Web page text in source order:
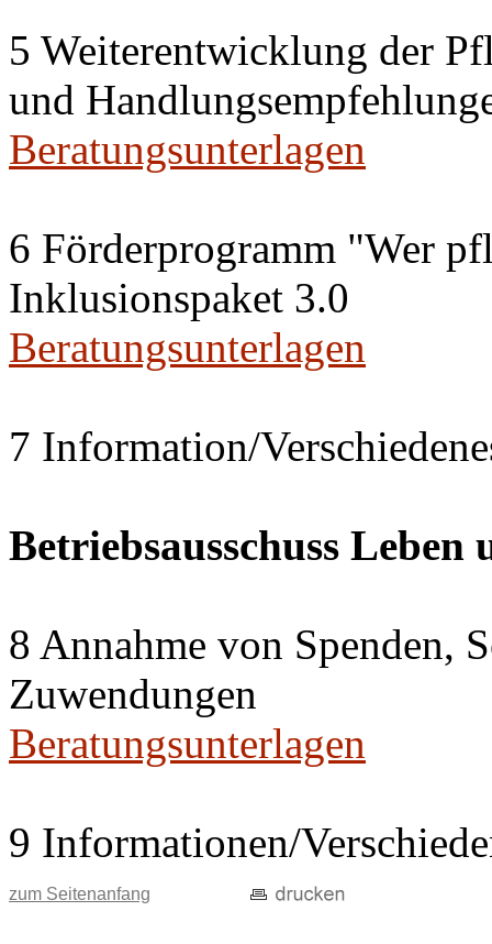
5 Weiterentwicklung der
und
Beratungsunterlagen
6 Förderprogramm "Wer
Inklusionspaket 3.0
Beratungsunterlagen
7 Information/
Betriebsausschuss Leben
8 Annahme von Spenden,
Zuwendungen
Beratungsunterlagen
9 Informationen/
zum Seitenanfang